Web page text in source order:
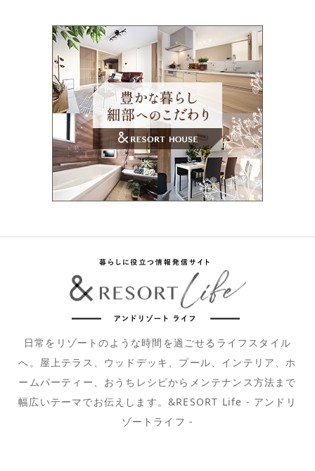
日常をリゾートのような時間を過ごせるライフスタイル
へ。屋上テラス、ウッドデッキ、プール、インテリア、ホ
ームパーティー、おうちレシピからメンテナンス方法まで
幅広いテーマでお伝えします。&RESORT Life - アンドリ
ゾートライフ -